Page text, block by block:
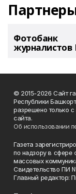
Фотобанк
журналистов
© 2015-2026 Сайт
Республики
разрешено только
сайта.
Об использовании
Газета
по надзору в сфере
массовых
Свидетельство ПИ
Главный редактор: